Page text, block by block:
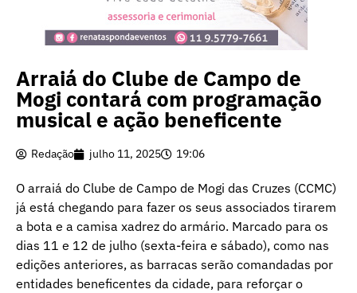
Arraiá do Clube de Campo de
Mogi contará com programação
musical e ação beneficente
Redação julho 11, 2025 19:06
O arraiá do Clube de Campo de Mogi das Cruzes (CCMC)
já está chegando para fazer os seus associados tirarem
a bota e a camisa xadrez do armário. Marcado para os
dias 11 e 12 de julho (sexta-feira e sábado), como nas
edições anteriores, as barracas serão comandadas por
entidades beneficentes da cidade, para reforçar o